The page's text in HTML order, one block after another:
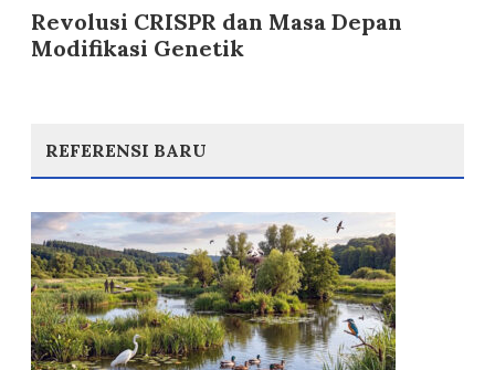
Revolusi CRISPR dan Masa Depan
Modifikasi Genetik
REFERENSI BARU